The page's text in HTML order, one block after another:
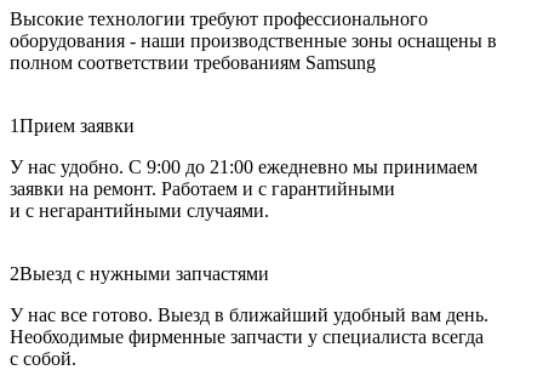
Высокие технологии требуют профессионального
оборудования - наши производственные зоны оснащены в
полном соответствии требованиям Samsung
1Прием заявки
У нас удобно. С 9:00 до 21:00 ежедневно мы принимаем
заявки на ремонт. Работаем и с гарантийными
и с негарантийными случаями.
2Выезд с нужными запчастями
У нас все готово. Выезд в ближайший удобный вам день.
Необходимые фирменные запчасти у специалиста всегда
с собой.